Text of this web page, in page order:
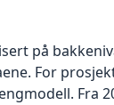
på
For
Fra